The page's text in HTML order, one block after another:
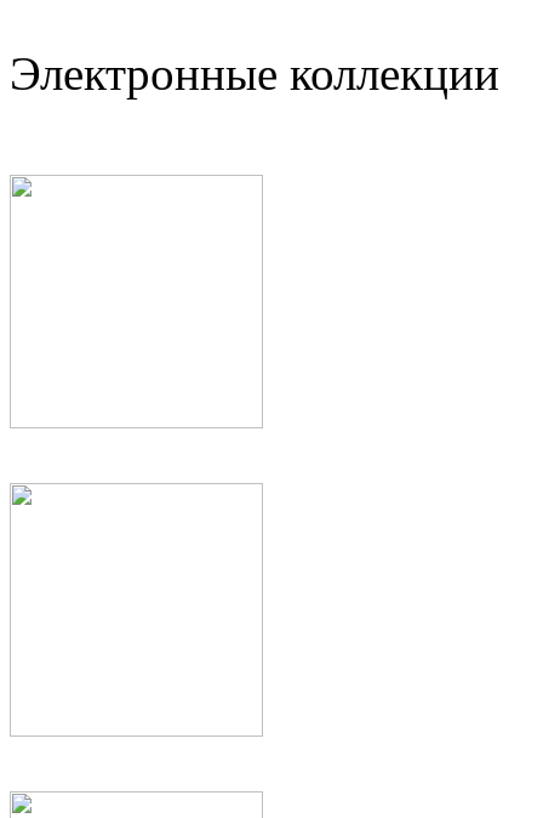
Электронные коллекции